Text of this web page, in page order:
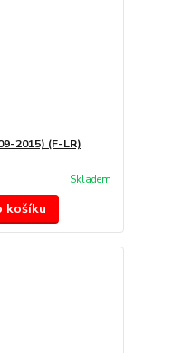
2015) (F-LR)
Skladem
košíku